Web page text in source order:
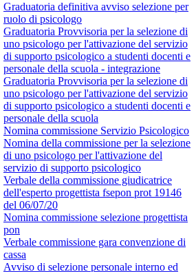
Graduatoria definitiva avviso selezione per
ruolo di psicologo
Graduatoria Provvisoria per la selezione di
uno psicologo per l'attivazione del servizio
di supporto psicologico a studenti docenti e
personale della scuola - integrazione
Graduatoria Provvisoria per la selezione di
uno psicologo per l'attivazione del servizio
di supporto psicologico a studenti docenti e
personale della scuola
Nomina commissione Servizio Psicologico
Nomina della commissione per la selezione
di uno psicologo per l'attivazione del
servizio di supporto psicologico
Verbale della commissione giudicatrice
dell'esperto progettista fsepon prot 19146
del 06/07/20
Nomina commissione selezione progettista
pon
Verbale commissione gara convenzione di
cassa
Avviso di selezione personale interno ed